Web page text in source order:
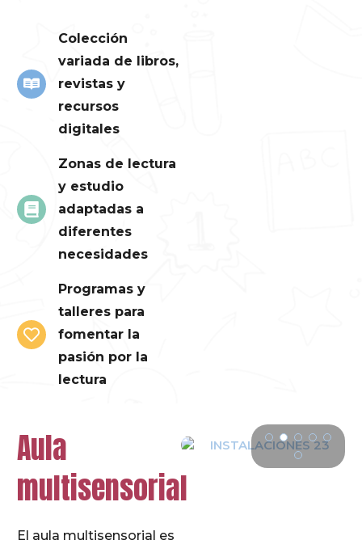
Colección
variada de libros,
revistas y
recursos
digitales
Zonas de lectura
y estudio
adaptadas a
diferentes
necesidades
Programas y
talleres para
fomentar la
pasión por la
lectura
Aula
multisensorial
El aula multisensorial es